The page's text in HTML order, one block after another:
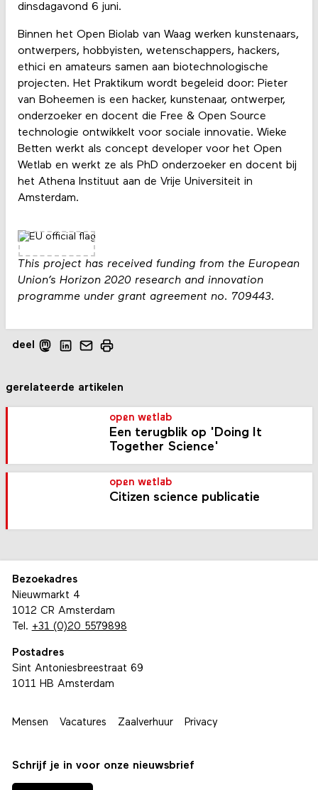
dinsdagavond 6 juni.
Binnen het Open Biolab van Waag werken kunstenaars,
ontwerpers, hobbyisten, wetenschappers, hackers,
ethici en amateurs samen aan biotechnologische
projecten. Het Praktikum wordt begeleid door: Pieter
van Boheemen is een hacker, kunstenaar, ontwerper,
onderzoeker en docent die Free & Open Source
technologie ontwikkelt voor sociale innovatie. Wieke
Betten werkt als concept developer voor het Open
Wetlab en werkt ze als PhD onderzoeker en docent bij
het Athena Instituut aan de Vrije Universiteit in
Amsterdam.
This project has received funding from the European
Union’s Horizon 2020 research and innovation
programme under grant agreement no. 709443.
deel
gerelateerde artikelen
open wetlab
Een terugblik op 'Doing It
Together Science'
open wetlab
Citizen science publicatie
Bezoekadres
Nieuwmarkt 4
1012 CR Amsterdam
Tel. +31 (0)20 5579898
Postadres
Sint Antoniesbreestraat 69
1011 HB Amsterdam
Mensen Vacatures Zaalverhuur Privacy
Schrijf je in voor onze nieuwsbrief